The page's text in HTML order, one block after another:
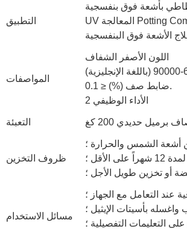
التطبيق
بأشعة فوق بنفسجية
الأشعة فوق البنفسجية
المواصفات
اللون الأصفر الشفاف
ضابط صف (%) ≤ 0.1.
الأداء الوظيفي 2
التعبئة برميل حديدي 200 كغ
ظروف التخزين
أشعة الشمس والحرارة ؛
؛
أو تخزين طويل الأجل ؛
مسائل الاستخدام
عند التعامل مع الجهاز ؛
بأسيتات الإيثيل ؛
التعليمات التفصيلية ؛